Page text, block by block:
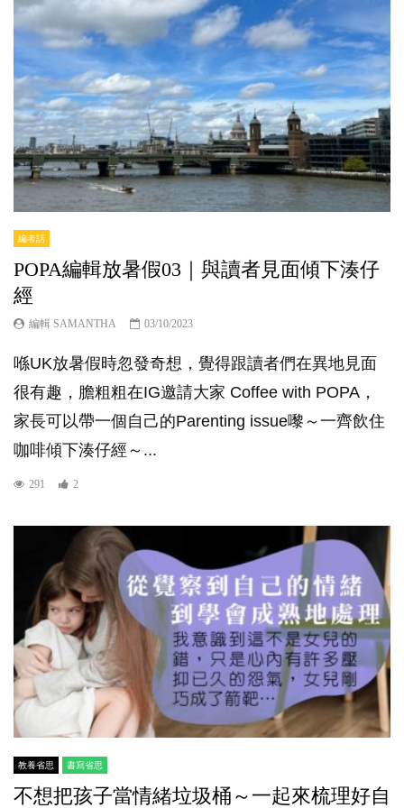
編者話
POPA編輯放暑假03｜與讀者見面傾下湊仔
經
編輯 SAMANTHA 03/10/2023
喺UK放暑假時忽發奇想，覺得跟讀者們在異地見面
很有趣，膽粗粗在IG邀請大家 Coffee with POPA，
家長可以帶一個自己的Parenting issue嚟～一齊飲住
咖啡傾下湊仔經～...
291 2
教養省思 書寫省思
不想把孩子當情緒垃圾桶～一起來梳理好自